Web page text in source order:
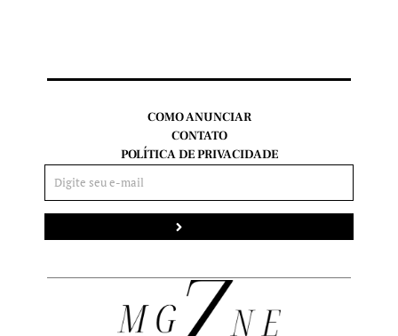
COMO ANUNCIAR
CONTATO
POLÍTICA DE PRIVACIDADE